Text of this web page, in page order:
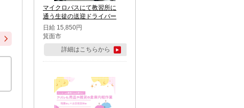
マイクロバスにて教習所に
通う生徒の送迎ドライバー
日給 15,850円
箕面市
詳細はこちらから